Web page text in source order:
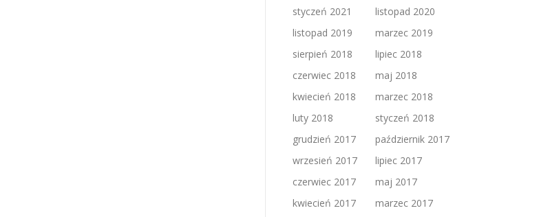
styczeń 2021
listopad 2020
listopad 2019
marzec 2019
sierpień 2018
lipiec 2018
czerwiec 2018
maj 2018
kwiecień 2018
marzec 2018
luty 2018
styczeń 2018
grudzień 2017
październik 2017
wrzesień 2017
lipiec 2017
czerwiec 2017
maj 2017
kwiecień 2017
marzec 2017